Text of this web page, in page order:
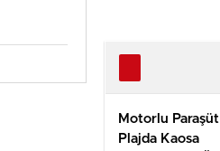
Motorlu Paraşüt
Plajda Kaosa